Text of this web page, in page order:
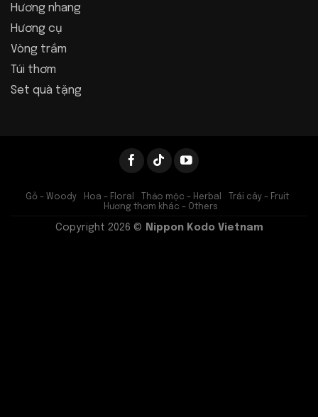
Hương nhang
Hương cụ
Vòng trầm
Túi thơm
Set quà tặng
Gỗ – Woody Hoa – Floral Thảo mộc – Herbal
Trái cây – Fruit
Hương thơm khác – Others
Copyright 2026 © Nippon Kodo Vietnam